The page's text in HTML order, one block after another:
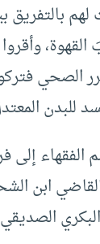
بالتفريق
وأقروا
الصحي
للبدن
إلى
ابن